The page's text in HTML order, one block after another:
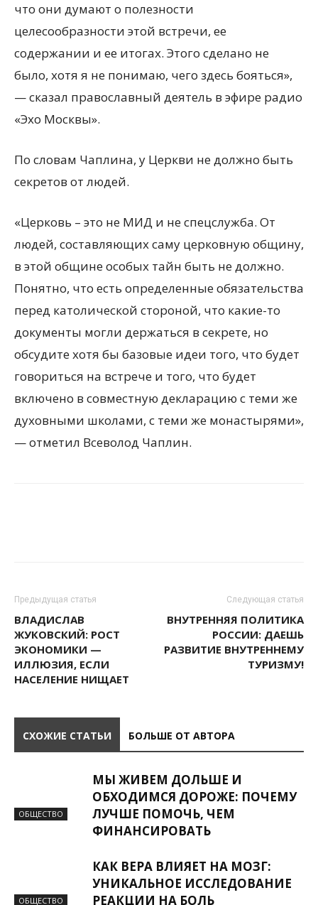
что они думают о полезности
целесообразности этой встречи, ее
содержании и ее итогах. Этого сделано не
было, хотя я не понимаю, чего здесь бояться»,
— сказал православный деятель в эфире радио
«Эхо Москвы».
По словам Чаплина, у Церкви не должно быть
секретов от людей.
«Церковь – это не МИД и не спецслужба. От
людей, составляющих саму церковную общину,
в этой общине особых тайн быть не должно.
Понятно, что есть определенные обязательства
перед католической стороной, что какие-то
документы могли держаться в секрете, но
обсудите хотя бы базовые идеи того, что будет
говориться на встрече и того, что будет
включено в совместную декларацию с теми же
духовными школами, с теми же монастырями»,
— отметил Всеволод Чаплин.
Предыдущая статья
ВЛАДИСЛАВ
ЖУКОВСКИЙ: РОСТ
ЭКОНОМИКИ —
ИЛЛЮЗИЯ, ЕСЛИ
НАСЕЛЕНИЕ НИЩАЕТ
Следующая статья
ВНУТРЕННЯЯ ПОЛИТИКА
РОССИИ: ДАЕШЬ
РАЗВИТИЕ ВНУТРЕННЕМУ
ТУРИЗМУ!
СХОЖИЕ СТАТЬИ БОЛЬШЕ ОТ АВТОРА
ОБЩЕСТВО
МЫ ЖИВЕМ ДОЛЬШЕ И
ОБХОДИМСЯ ДОРОЖЕ: ПОЧЕМУ
ЛУЧШЕ ПОМОЧЬ, ЧЕМ
ФИНАНСИРОВАТЬ
ОБЩЕСТВО
КАК ВЕРА ВЛИЯЕТ НА МОЗГ:
УНИКАЛЬНОЕ ИССЛЕДОВАНИЕ
РЕАКЦИИ НА БОЛЬ